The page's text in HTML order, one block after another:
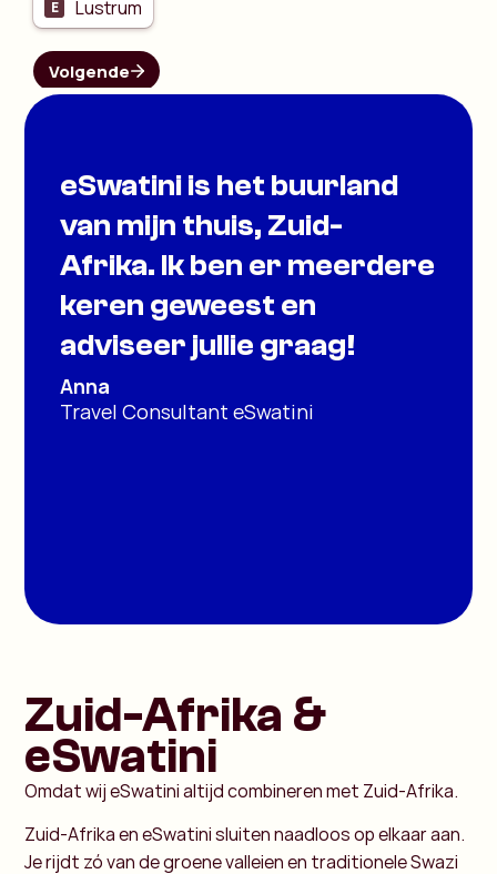
eSwatini is het buurland
van mijn thuis, Zuid-
Afrika. Ik ben er meerdere
keren geweest en
adviseer jullie graag!
Anna
Travel Consultant eSwatini
Zuid-Afrika &
eSwatini
Omdat wij eSwatini altijd combineren met Zuid-Afrika.
Zuid-Afrika en eSwatini sluiten naadloos op elkaar aan.
Je rijdt zó van de groene valleien en traditionele Swazi